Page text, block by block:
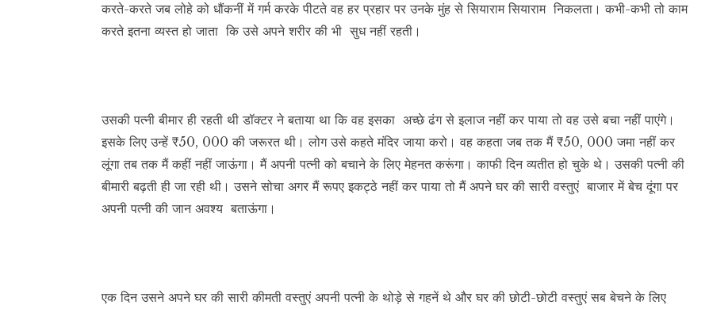
करते-करते जब लोहे को धौंकनीं में गर्म करके पीटते वह हर प्रहार पर उनके मुंह से सियाराम सियाराम निकलता। कभी-कभी तो काम
करते इतना व्यस्त हो जाता कि उसे अपने शरीर की भी सुध नहीं रहती।
उसकी पत्नी बीमार ही रहती थी डॉक्टर ने बताया था कि वह इसका अच्छे ढंग से इलाज नहीं कर पाया तो वह उसे बचा नहीं पाएंगे।
इसके लिए उन्हें ₹50, 000 की जरूरत थी। लोग उसे कहते मंदिर जाया करो। वह कहता जब तक मैं ₹50, 000 जमा नहीं कर
लूंगा तब तक मैं कहीं नहीं जाऊंगा। मैं अपनी पत्नी को बचाने के लिए मेहनत करूंगा। काफी दिन व्यतीत हो चुके थे। उसकी पत्नी की
बीमारी बढ़ती ही जा रही थी। उसने सोचा अगर मैं रूपए इकट्ठे नहीं कर पाया तो मैं अपने घर की सारी वस्तुएं बाजार में बेच दूंगा पर
अपनी पत्नी की जान अवश्य बताऊंगा।
एक दिन उसने अपने घर की सारी कीमती वस्तुएं अपनी पत्नी के थोड़े से गहनें थे और घर की छोटी-छोटी वस्तुएं सब बेचने के लिए